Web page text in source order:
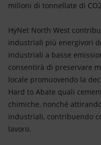
milioni di tonnellate di
HyNet North West
industriali più energivori
industriali a basse
consentirà di preservare
locale promuovendo la
Hard to Abate quali
chimiche, nonché
industriali, contribuendo
lavoro.